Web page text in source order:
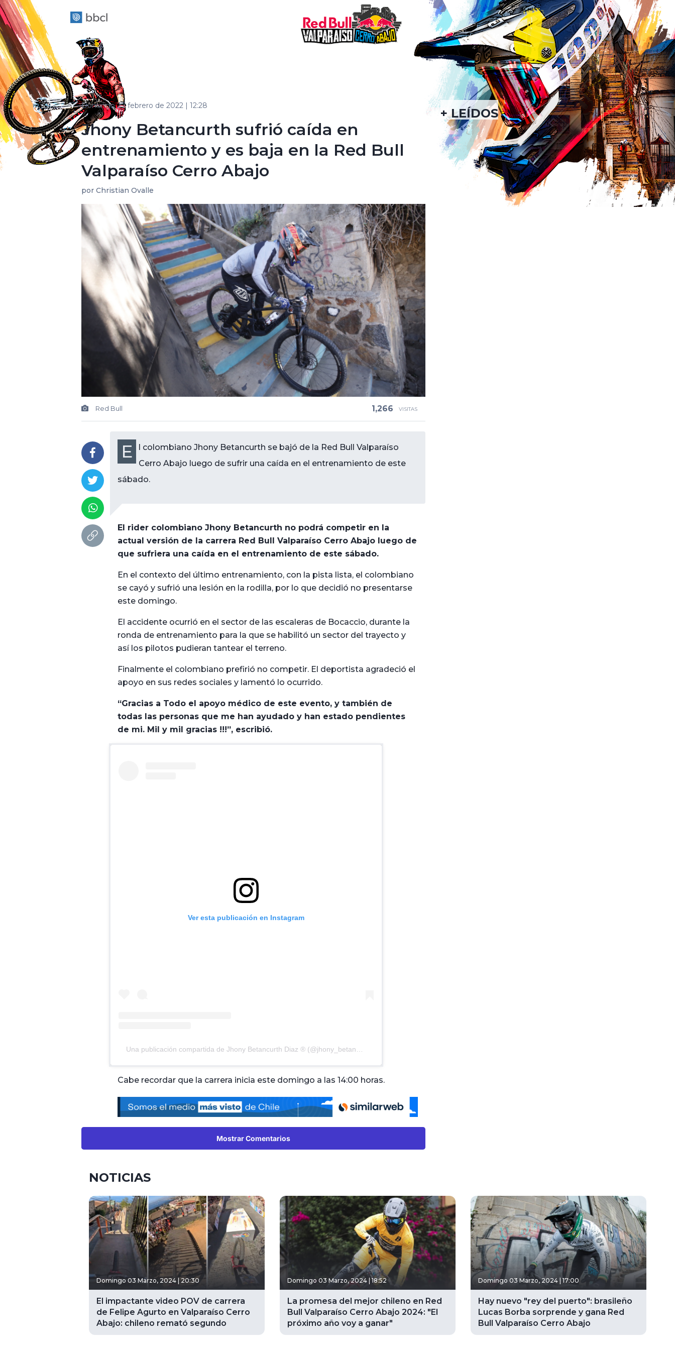
Domingo 27 febrero de 2022 | 12:28
Jhony Betancurth sufrió caída en
entrenamiento y es baja en la Red Bull
Valparaíso Cerro Abajo
por Christian Ovalle
Red Bull 1,266 VISITAS
E
l colombiano Jhony Betancurth se bajó de la Red Bull Valparaíso
Cerro Abajo luego de sufrir una caída en el entrenamiento de este
sábado.
El rider colombiano Jhony Betancurth no podrá competir en la
actual versión de la carrera Red Bull Valparaíso Cerro Abajo luego de
que sufriera una caída en el entrenamiento de este sábado.
En el contexto del último entrenamiento, con la pista lista, el colombiano
se cayó y sufrió una lesión en la rodilla, por lo que decidió no presentarse
este domingo.
El accidente ocurrió en el sector de las escaleras de Bocaccio, durante la
ronda de entrenamiento para la que se habilitó un sector del trayecto y
así los pilotos pudieran tantear el terreno.
Finalmente el colombiano prefirió no competir. El deportista agradeció el
apoyo en sus redes sociales y lamentó lo ocurrido.
“Gracias a Todo el apoyo médico de este evento, y también de
todas las personas que me han ayudado y han estado pendientes
de mi. Mil y mil gracias !!!”, escribió.
Ver esta publicación en Instagram
Cabe recordar que la carrera inicia este domingo a las 14:00 horas.
Mostrar Comentarios
+ LEÍDOS
NOTICIAS
Domingo 03 Marzo, 2024 | 20:30
El impactante video POV de carrera
de Felipe Agurto en Valparaíso Cerro
Abajo: chileno remató segundo
Domingo 03 Marzo, 2024 | 18:52
La promesa del mejor chileno en Red
Bull Valparaíso Cerro Abajo 2024: "El
próximo año voy a ganar"
Domingo 03 Marzo, 2024 | 17:00
Hay nuevo "rey del puerto": brasileño
Lucas Borba sorprende y gana Red
Bull Valparaíso Cerro Abajo